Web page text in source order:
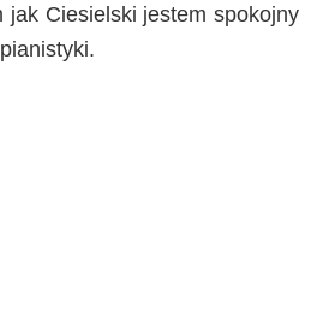
jak Ciesielski jestem spokojny